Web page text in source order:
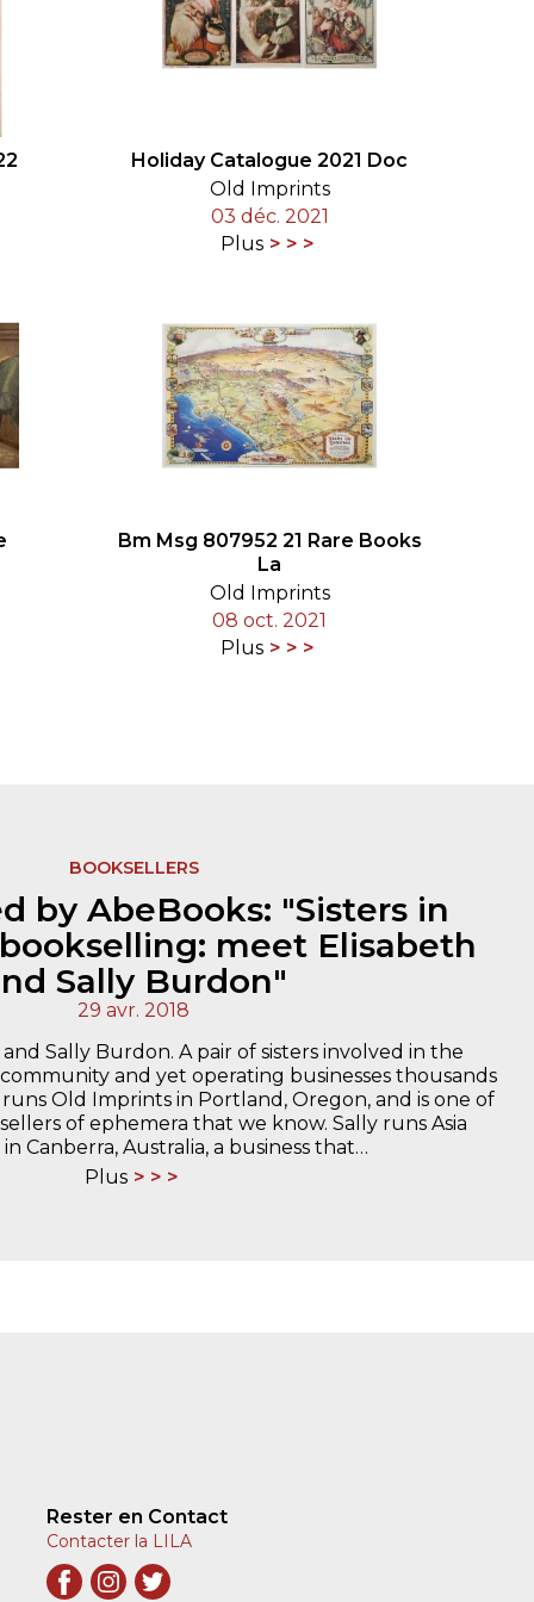
Holiday Catalogue 2021 Doc
Old Imprints
03 déc. 2021
Plus
Bm Msg 807952 21 Rare Books
La
Old Imprints
08 oct. 2021
Plus
BOOKSELLERS
by AbeBooks: "Sisters in
meet Elisabeth
Sally Burdon"
29 avr. 2018
Sally Burdon. A pair of sisters involved in the
and yet operating businesses thousands
Old Imprints in Portland, Oregon, and is one of
of ephemera that we know. Sally runs Asia
Canberra, Australia, a business that…
Plus
Rester en Contact
Contacter la LILA